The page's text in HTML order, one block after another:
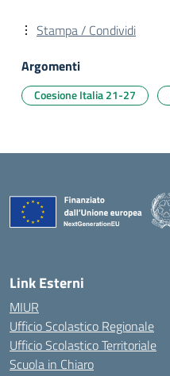
Stampa / Condividi
Argomenti
Coesione Italia 21-27
Link Esterni
MIUR
Ufficio Scolastico Regionale
Ufficio Scolastico Territoriale
Scuola in Chiaro